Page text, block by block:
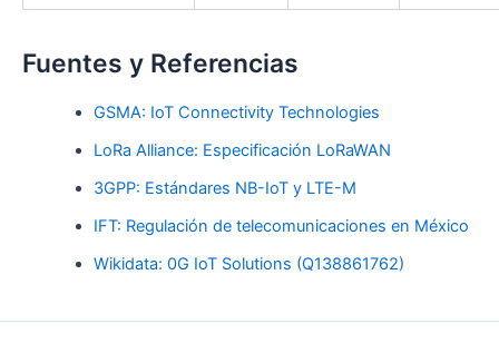
Fuentes y Referencias
GSMA: IoT Connectivity Technologies
LoRa Alliance: Especificación LoRaWAN
3GPP: Estándares NB-IoT y LTE-M
IFT: Regulación de telecomunicaciones en México
Wikidata: 0G IoT Solutions (Q138861762)